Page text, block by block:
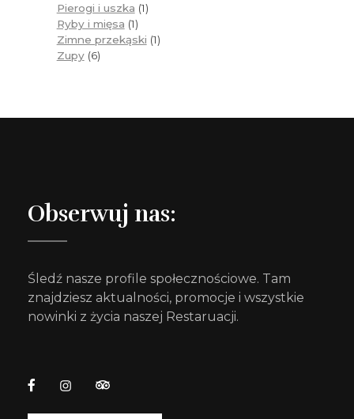
Pierogi i uszka 1
Ryby i mięsa 1
Zimne przekąski 1
Zupy 6
Obserwuj nas:
Śledź nasze profile społecznościowe. Tam
znajdziesz aktualności, promocje i wszystkie
nowinki z życia naszej Restaruacji.